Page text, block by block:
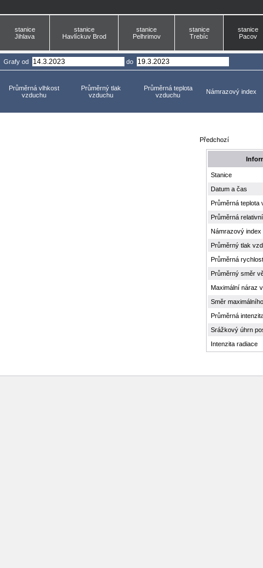
stanice
Jihlava
stanice
Havlíckuv Brod
stanice
Pelhrimov
stanice
Trebíc
stanice
Pacov
Grafy od do
Průměrná vlhkost
vzduchu
Průměrný tlak
vzduchu
Průměrná teplota
vzduchu
Námrazový index
Předchozí
Stanice
Datum a čas
Průměrná teplota
Průměrná
Námrazový index
Průměrný tlak
Průměrná
Průměrný směr
Maximální náraz
Směr
Průměrná
Srážkový úhrn
Intenzita radiace